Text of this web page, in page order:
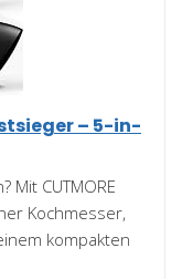
– 5-in-
CUTMORE
Kochmesser,
kompakten